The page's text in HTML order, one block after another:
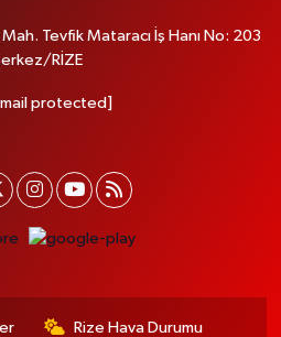
Tevfik Mataracı İş Hanı No: 203
RİZE
protected]
Rize Hava Durumu